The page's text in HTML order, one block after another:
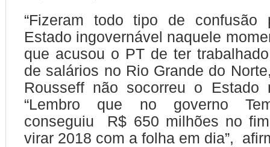
“Fizeram todo tipo de confusão
Estado ingovernável naquele
que acusou o PT de ter
de salários no Rio Grande do
Rousseff não socorreu o Estado
“Lembro que no governo
conseguiu R$ 650 milhões no
virar 2018 com a folha em dia”,